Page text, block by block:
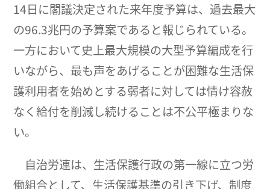
14日に閣議決定された来年度予算は、過去最大
の96.3兆円の予算案であると報じられている。
一方において史上最大規模の大型予算編成を行
いながら、最も声をあげることが困難な生活保
護利用者を始めとする弱者に対しては情け容赦
なく給付を削減し続けることは不公平極まりな
い。
自治労連は、生活保護行政の第一線に立つ労
働組合として、生活保護基準の引き下げ、制度